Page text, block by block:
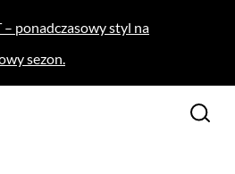
– ponadczasowy styl na
sezon.